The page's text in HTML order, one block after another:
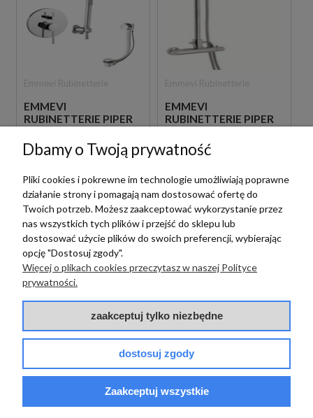
EMMEVI
RUBINETTERIE PIPER
CHROMOWANY
ZESTAW WANNOW-
PODTYNKOWY Z
NAPEŁNIANIEM
PRZEZ PRZELEW
2 419,00 zł szt.
EMMEVI
RUBINETTERIE PIPER
CHROMOWANA
TERMOSTATYCZNA
PRYSZNICOWA
ŚCIENNA
2 859,00 zł szt.
RUBINETTERIE PIPER
PI010ZWW.NO
PODTYNKOWY
ZESTAW WANNOWY
szt.
EMMEVI
RUBINETTERIE PIPER
PI015ZWW.NO
CZARNY
PODTYNKOWY
ZESTAW WANNOWY
1 999,00 zł
Dbamy o Twoją prywatność
Pliki cookies i pokrewne im technologie umożliwiają poprawne
działanie strony i pomagają nam dostosować ofertę do
Twoich potrzeb. Możesz zaakceptować wykorzystanie przez
nas wszystkich tych plików i przejść do sklepu lub
dostosować użycie plików do swoich preferencji, wybierając
opcję "Dostosuj zgody".
Więcej o plikach cookies przeczytasz w naszej Polityce
prywatności.
zaakceptuj tylko niezbędne
dostosuj zgody
Zaakceptuj wszystkie